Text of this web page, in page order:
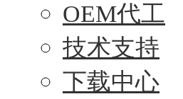
OEM代工
技术支持
下载中心